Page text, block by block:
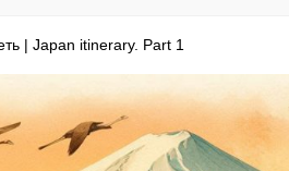
| Japan itinerary. Part 1